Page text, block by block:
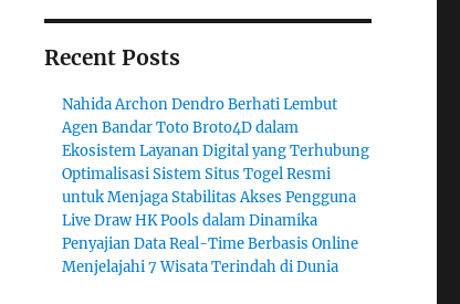
Recent Posts
Nahida Archon Dendro Berhati Lembut
Agen Bandar Toto Broto4D dalam
Ekosistem Layanan Digital yang Terhubung
Optimalisasi Sistem Situs Togel Resmi
untuk Menjaga Stabilitas Akses Pengguna
Live Draw HK Pools dalam Dinamika
Penyajian Data Real-Time Berbasis Online
Menjelajahi 7 Wisata Terindah di Dunia